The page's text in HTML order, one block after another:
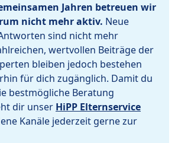
Jahren betreuen wir
nicht mehr aktiv. Neue
sind nicht mehr
wertvollen Beiträge der
bleiben jedoch bestehen
für dich zugänglich. Damit du
bestmögliche Beratung
dir unser HiPP Elternservice
Kanäle jederzeit gerne zur